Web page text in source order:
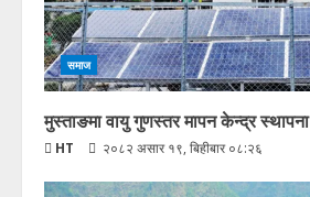
समाज
मुस्ताङमा वायु गुणस्तर मापन केन्द्र स्थापना
HT २०८२ असार १९, बिहीबार ०८:२६